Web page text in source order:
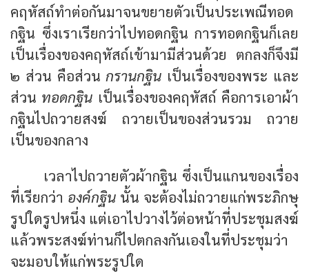
คฤหัสถ์ทำต่อกันมาจนขยายตัวเป็นประเพณีทอด
กฐิน ซึ่งเราเรียกว่าไปทอดกฐิน การทอดกฐินก็เลย
เป็นเรื่องของคฤหัสถ์เข้ามามีส่วนด้วย ตกลงก็จึงมี
๒ ส่วน คือส่วน กรานกฐิน เป็นเรื่องของพระ และ
ส่วน ทอดกฐิน เป็นเรื่องของคฤหัสถ์ คือการเอาผ้า
กฐินไปถวายสงฆ์ ถวายเป็นของส่วนรวม ถวาย
เป็นของกลาง
เวลาไปถวายตัวผ้ากฐิน ซึ่งเป็นแกนของเรื่อง
ที่เรียกว่า องค์กฐิน นั้น จะต้องไม่ถวายแก่พระภิกษุ
รูปใดรูปหนึ่ง แต่เอาไปวางไว้ต่อหน้าที่ประชุมสงฆ์
แล้วพระสงฆ์ท่านก็ไปตกลงกันเองในที่ประชุมว่า
จะมอบให้แก่พระรูปใด